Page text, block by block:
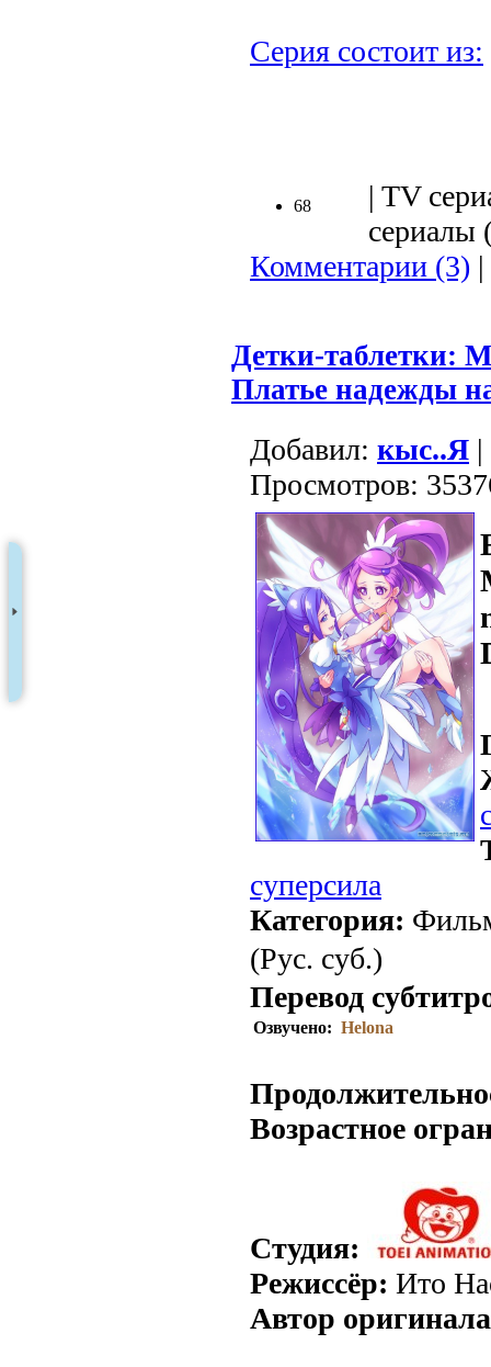
Серия состоит из:
68
| TV
сериалы
Комментарии (3) |
Детки-таблетки:
Платье надежды
Добавил: кыс..Я
Просмотров:
суперсила
Категория:
(Рус. суб.)
Перевод
Озвучено: Helona
Возрастное
Студия:
Режиссёр: Ито
Автор